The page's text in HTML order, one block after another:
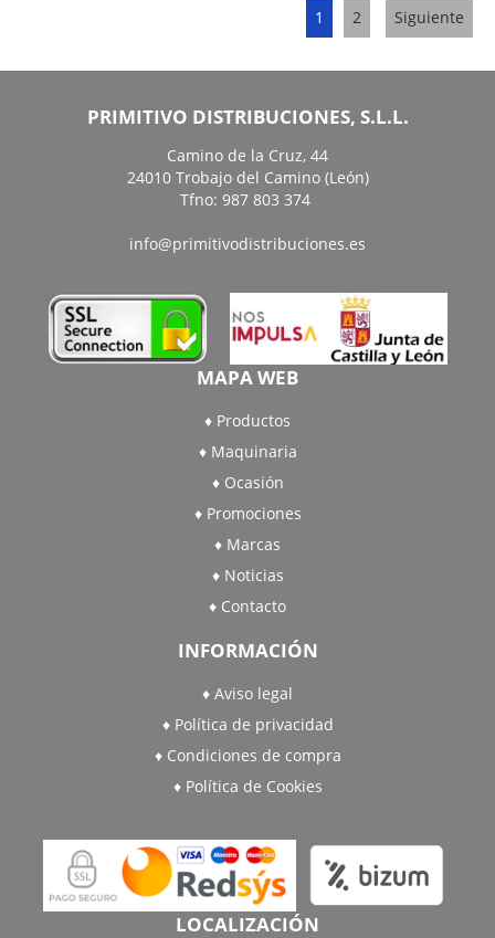
1 2 Siguiente
PRIMITIVO DISTRIBUCIONES, S.L.L.
Camino de la Cruz, 44
24010 Trobajo del Camino (León)
Tfno: 987 803 374
info@primitivodistribuciones.es
MAPA WEB
Productos
Maquinaria
Ocasión
Promociones
Marcas
Noticias
Contacto
INFORMACIÓN
Aviso legal
Política de privacidad
Condiciones de compra
Política de Cookies
LOCALIZACIÓN